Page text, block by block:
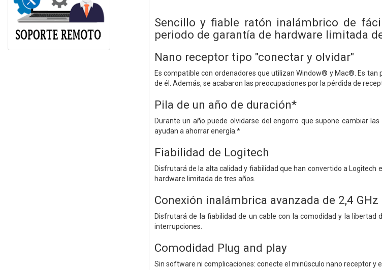
Sencillo y fiable ratón inalámbrico de
periodo de garantía de hardware limitada
Nano receptor tipo "conectar y olvidar"
Es compatible con ordenadores que utilizan Window® y Mac®. Es
de él. Además, se acabaron las preocupaciones por la pérdida de
Pila de un año de duración*
Durante un año puede olvidarse del engorro que supone cambiar
ayudan a ahorrar energía.*
Fiabilidad de Logitech
Disfrutará de la alta calidad y fiabilidad que han convertido a
hardware limitada de tres años.
Conexión inalámbrica avanzada de 2,4
Disfrutará de la fiabilidad de un cable con la comodidad y la
interrupciones.
Comodidad Plug and play
Sin software ni complicaciones: conecte el minúsculo nano receptor y